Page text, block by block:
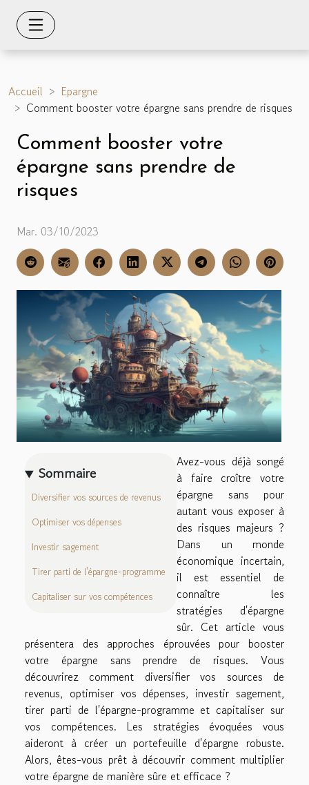
Accueil
Epargne
Comment booster votre épargne sans prendre de risques
Comment booster votre
épargne sans prendre de
risques
Mar. 03/10/2023
Sommaire
Diversifier vos sources de revenus
Optimiser vos dépenses
Investir sagement
Tirer parti de l'épargne-programme
Capitaliser sur vos compétences
Avez-vous déjà songé
à faire croître votre
épargne sans pour
autant vous exposer à
des risques majeurs ?
Dans un monde
économique incertain,
il est essentiel de
connaître les
stratégies d'épargne
sûr. Cet article vous
présentera des approches éprouvées pour booster
votre épargne sans prendre de risques. Vous
découvrirez comment diversifier vos sources de
revenus, optimiser vos dépenses, investir sagement,
tirer parti de l'épargne-programme et capitaliser sur
vos compétences. Les stratégies évoquées vous
aideront à créer un portefeuille d'épargne robuste.
Alors, êtes-vous prêt à découvrir comment multiplier
votre épargne de manière sûre et efficace ?